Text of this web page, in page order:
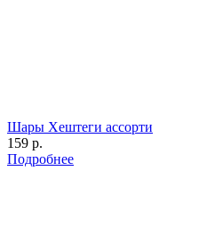
Шары Хештеги ассорти
159 р.
Подробнее